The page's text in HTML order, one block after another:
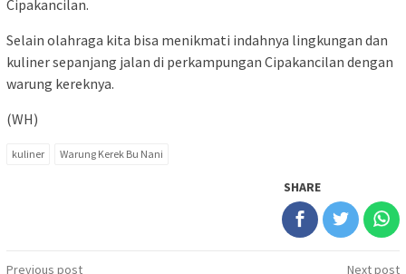
Cipakancilan.
Selain olahraga kita bisa menikmati indahnya lingkungan dan
kuliner sepanjang jalan di perkampungan Cipakancilan dengan
warung kereknya.
(WH)
kuliner Warung Kerek Bu Nani
SHARE
Previous post
Next post